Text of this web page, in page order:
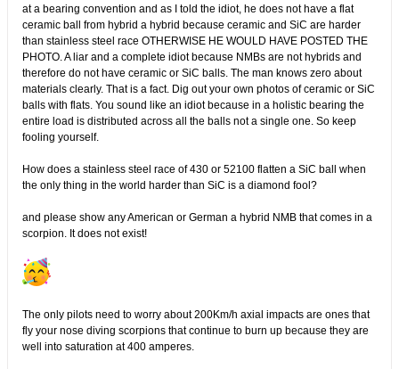
at a bearing convention and as I told the idiot, he does not have a flat
ceramic ball from hybrid a hybrid because ceramic and SiC are harder
than stainless steel race OTHERWISE HE WOULD HAVE POSTED THE
PHOTO. A liar and a complete idiot because NMBs are not hybrids and
therefore do not have ceramic or SiC balls. The man knows zero about
materials clearly. That is a fact. Dig out your own photos of ceramic or SiC
balls with flats. You sound like an idiot because in a holistic bearing the
entire load is distributed across all the balls not a single one. So keep
fooling yourself.​
How does a stainless steel race of 430 or 52100 flatten a SiC ball when
the only thing in the world harder than SiC is a diamond fool?
and please show any American or German a hybrid NMB that comes in a
scorpion. It does not exist!
The only pilots need to worry about 200Km/h axial impacts are ones that
fly your nose diving scorpions that continue to burn up because they are
well into saturation at 400 amperes.